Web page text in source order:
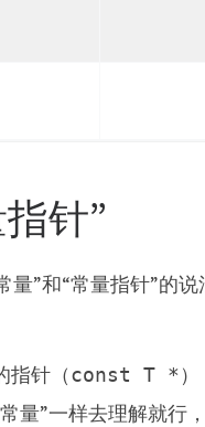
针”
”和“常量指针”的
指针（const T *
量”一样去理解就